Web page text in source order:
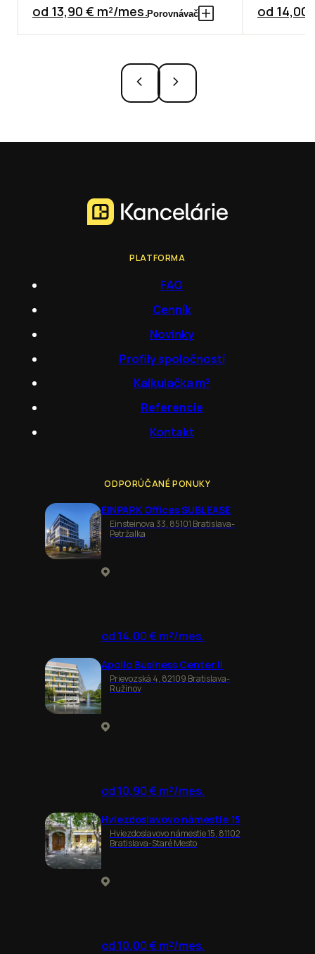
od 13,90 € m²/mes.Porovnávač od 14,00
PLATFORMA
FAQ
Cenník
Novinky
Profily spoločností
Kalkulačka m²
Referencie
Kontakt
ODPORÚČANÉ PONUKY
EINPARK Offices SUBLEASE
Einsteinova 33, 85101 Bratislava-
Petržalka
od 14,00 € m²/mes.
Apollo Business Center II
Prievozská 4, 82109 Bratislava-
Ružinov
od 10,90 € m²/mes.
Hviezdoslavovo námestie 15
Hviezdoslavovo námestie 15, 81102
Bratislava-Staré Mesto
od 10,00 € m²/mes.